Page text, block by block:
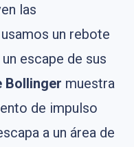
las
un rebote
escape de sus
Bollinger muestra
de impulso
a un área de